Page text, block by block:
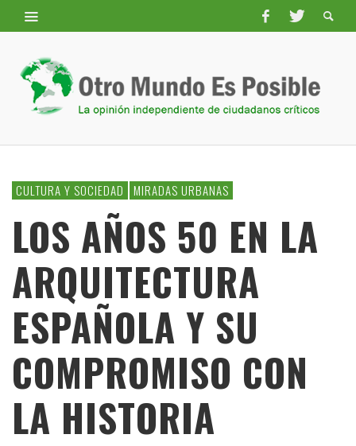
CULTURA Y SOCIEDAD MIRADAS URBANAS
LOS AÑOS 50 EN LA
ARQUITECTURA
ESPAÑOLA Y SU
COMPROMISO CON
LA HISTORIA